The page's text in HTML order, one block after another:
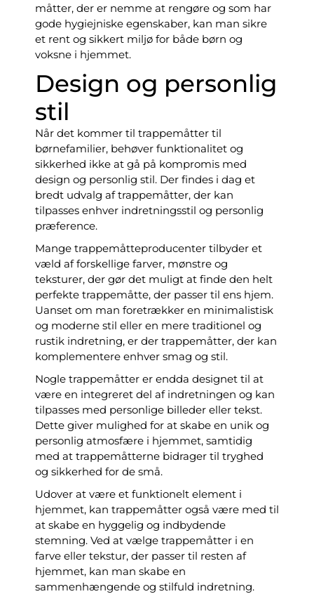
måtter, der er nemme at rengøre og som har
gode hygiejniske egenskaber, kan man sikre
et rent og sikkert miljø for både børn og
voksne i hjemmet.
Design og personlig
stil
Når det kommer til trappemåtter til
børnefamilier, behøver funktionalitet og
sikkerhed ikke at gå på kompromis med
design og personlig stil. Der findes i dag et
bredt udvalg af trappemåtter, der kan
tilpasses enhver indretningsstil og personlig
præference.
Mange trappemåtteproducenter tilbyder et
væld af forskellige farver, mønstre og
teksturer, der gør det muligt at finde den helt
perfekte trappemåtte, der passer til ens hjem.
Uanset om man foretrækker en minimalistisk
og moderne stil eller en mere traditionel og
rustik indretning, er der trappemåtter, der kan
komplementere enhver smag og stil.
Nogle trappemåtter er endda designet til at
være en integreret del af indretningen og kan
tilpasses med personlige billeder eller tekst.
Dette giver mulighed for at skabe en unik og
personlig atmosfære i hjemmet, samtidig
med at trappemåtterne bidrager til tryghed
og sikkerhed for de små.
Udover at være et funktionelt element i
hjemmet, kan trappemåtter også være med til
at skabe en hyggelig og indbydende
stemning. Ved at vælge trappemåtter i en
farve eller tekstur, der passer til resten af
hjemmet, kan man skabe en
sammenhængende og stilfuld indretning.